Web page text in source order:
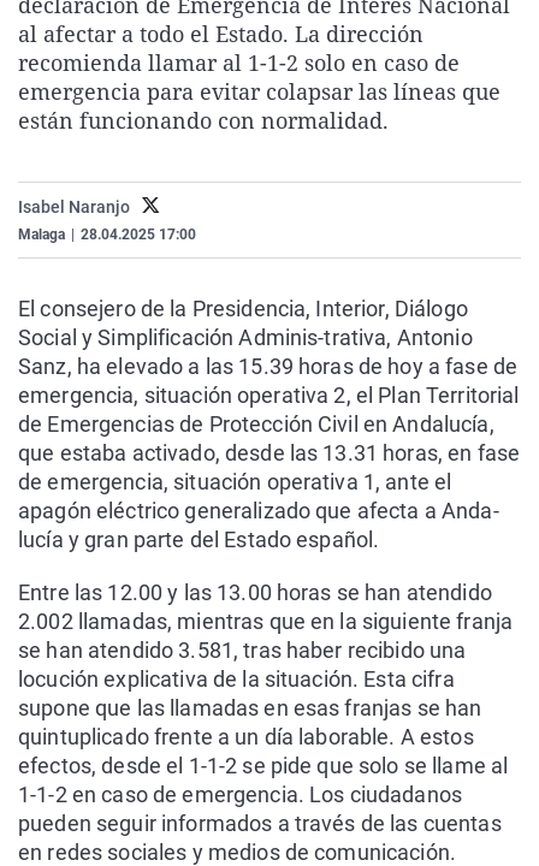
La rosa de los vientos
Gente viajera
Como el perro y el
Caso
Retornados
Equipo de
Extremadura
Galicia
La Rioja
País Vasco
Virales
Televisión
Elecciones
al afectar a todo el Estado. La dirección
recomienda llamar al 1-1-2 solo en caso de
emergencia para evitar colapsar las líneas que
están funcionando con normalidad.
Isabel Naranjo
Malaga 28.04.2025 17:00
El consejero de la Presidencia, Interior, Diálogo
Social y Simplificación Adminis-trativa, Antonio
Sanz, ha elevado a las 15.39 horas de hoy a fase de
emergencia, situación operativa 2, el Plan Territorial
de Emergencias de Protección Civil en Andalucía,
que estaba activado, desde las 13.31 horas, en fase
de emergencia, situación operativa 1, ante el
apagón eléctrico generalizado que afecta a Anda-
lucía y gran parte del Estado español.
Entre las 12.00 y las 13.00 horas se han atendido
2.002 llamadas, mientras que en la siguiente franja
se han atendido 3.581, tras haber recibido una
locución explicativa de la situación. Esta cifra
supone que las llamadas en esas franjas se han
quintuplicado frente a un día laborable. A estos
efectos, desde el 1-1-2 se pide que solo se llame al
1-1-2 en caso de emergencia. Los ciudadanos
pueden seguir informados a través de las cuentas
en redes sociales y medios de comunicación.